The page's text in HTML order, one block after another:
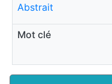
Abstrait
Mot clé